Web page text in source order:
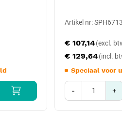
ook in het archief.Artikel nr:
€ 129,64
€ 107,14
Speciaal voor
- +